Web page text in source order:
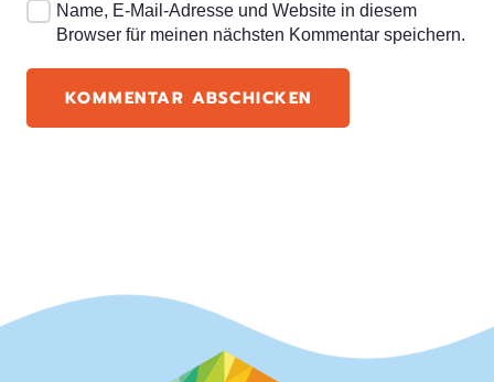
Name, E-Mail-Adresse und Website in diesem
Browser für meinen nächsten Kommentar speichern.
KOMMENTAR ABSCHICKEN